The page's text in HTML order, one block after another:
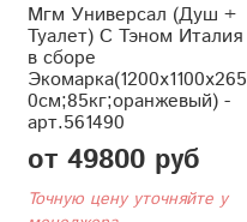
Мгм Универсал (Душ +
Туалет) С Тэном Италия
в сборе
Экомарка(1200x1100x265
0см;85кг;оранжевый) -
арт.561490
от 49800 руб
Точную цену уточняйте у